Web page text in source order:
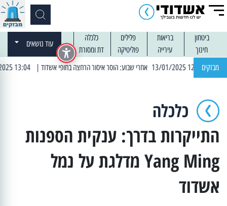
ביטחון בריאות פלילים
כלכלה
חינוך
עירייה פוליטיקה דת ומסורת
עוד נושאים
מבזקים | 13:04 14/01/2025 עובדים בלילות: עבודות קרצוף וריבוד אספלט
כלכלה
התייקרות בדרך: ענקית הספנות
Yang Ming מדלגת על נמל
אשדוד